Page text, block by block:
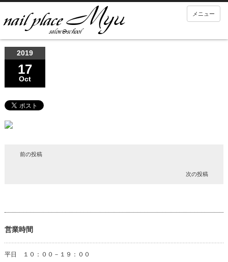
メニュー
2019
17
Oct
前の投稿
次の投稿
営業時間
平日 １０：００－１９：００